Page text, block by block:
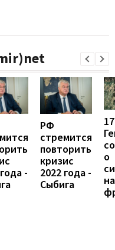
-
РФ
стремится
повторить
кризис
2022 года -
Сыбига
о
на